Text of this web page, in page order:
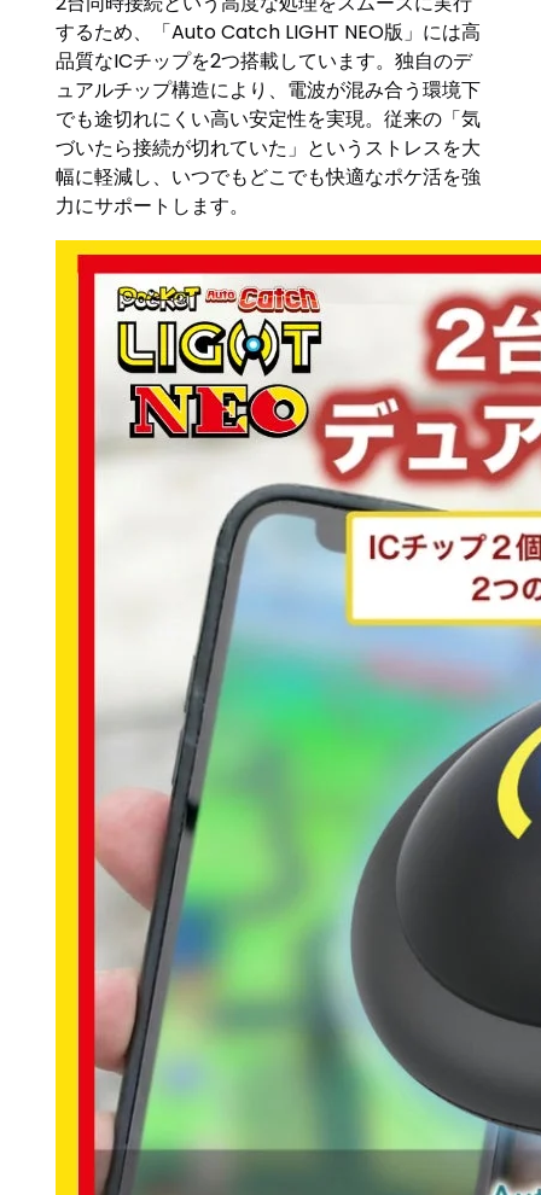
するため、「Auto Catch LIGHT NEO版」には高
品質なICチップを2つ搭載しています。独自のデ
ュアルチップ構造により、電波が混み合う環境下
でも途切れにくい高い安定性を実現。従来の「気
づいたら接続が切れていた」というストレスを大
幅に軽減し、いつでもどこでも快適なポケ活を強
力にサポートします。